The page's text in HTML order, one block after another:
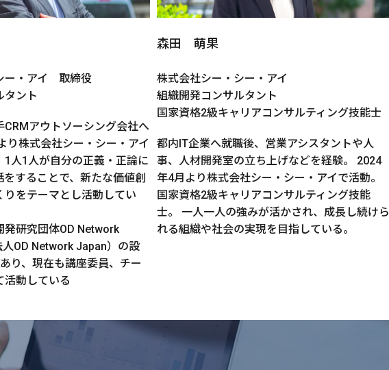
ー・アイ 取締役
タント
CRMアウトソーシング会社へ
り株式会社シー・シー・アイ
1人1人が自分の正義・正論に
することで、新たな価値創
りをテーマとし活動してい
発研究団体OD Network
OD Network Japan）の設
り、現在も講座委員、チー
活動している
森田 萌果
株式会社シー・シー・アイ
組織開発コンサルタント
国家資格2級キャリアコンサルティング技能士
都内IT企業へ就職後、営業アシスタントや人
事、人材開発室の立ち上げなどを経験。 2024
年4月より株式会社シー・シー・アイで活動。
国家資格2級キャリアコンサルティング技能
士。 一人一人の強みが活かされ、成長し続けら
れる組織や社会の実現を目指している。